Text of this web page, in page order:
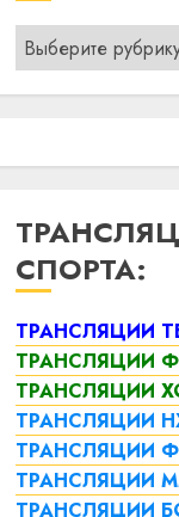
Рубрики
СПОРТА:
ТРАНСЛЯЦИИ
ТРАНСЛЯЦИИ
ТРАНСЛЯЦИИ
ТРАНСЛЯЦИИ
ТРАНСЛЯЦИИ
ТРАНСЛЯЦИИ
ТРАНСЛЯЦИИ